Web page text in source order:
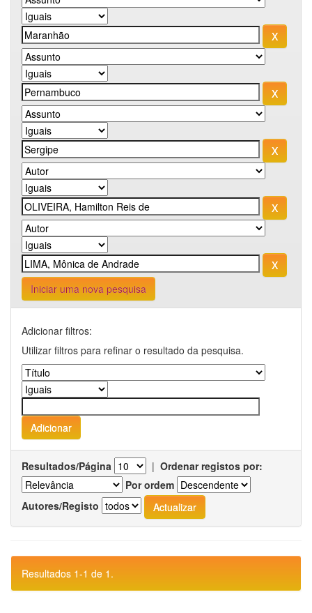
Iniciar uma nova pesquisa
Adicionar filtros:
Utilizar filtros para refinar o resultado da pesquisa.
Resultados/Página | Ordenar registos por:
Por ordem
Autores/Registo
Resultados 1-1 de 1.